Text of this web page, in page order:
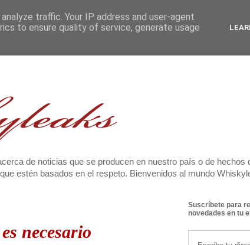
de noticias que se producen en nuestro país o de hechos
estén basados en el respeto. Bienvenidos al mundo
necesario
Suscríbete para
novedades en tu
traffic. Your IP address and user-agent
to ensure quality of service, generate usage